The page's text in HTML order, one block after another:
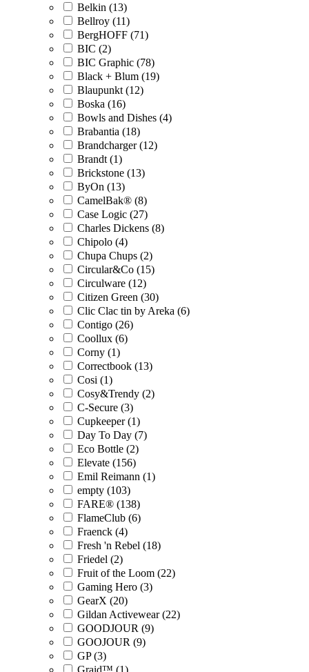
Belkin (13)
Bellroy (11)
BergHOFF (71)
BIC (2)
BIC Graphic (78)
Black + Blum (19)
Blaupunkt (12)
Boska (16)
Bowls and Dishes (4)
Brabantia (18)
Brandcharger (12)
Brandt (1)
Brickstone (13)
ByOn (13)
CamelBak® (8)
Case Logic (27)
Charles Dickens (8)
Chipolo (4)
Chupa Chups (2)
Circular&Co (15)
Circulware (12)
Citizen Green (30)
Clic Clac tin by Areka (6)
Contigo (26)
Coollux (6)
Corny (1)
Correctbook (13)
Cosi (1)
Cosy&Trendy (2)
C-Secure (3)
Cupkeeper (1)
Day To Day (7)
Eco Bottle (2)
Elevate (156)
Emil Reimann (1)
empty (103)
FARE® (138)
FlameClub (6)
Fraenck (4)
Fresh 'n Rebel (18)
Friedel (2)
Fruit of the Loom (22)
Gaming Hero (3)
GearX (20)
Gildan Activewear (22)
GOODJOUR (9)
GOOJOUR (9)
GP (3)
Graid™ (1)